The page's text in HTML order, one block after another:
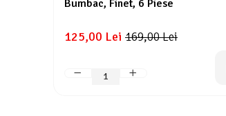
Bumbac, Finet, 6 Piese
169,00 Lei
125,00 Lei